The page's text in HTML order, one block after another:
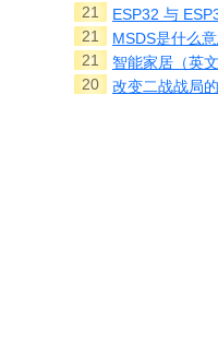
21
ESP32 与
21
MSDS是什么意
21
智能家居（英
20
改变二战战局